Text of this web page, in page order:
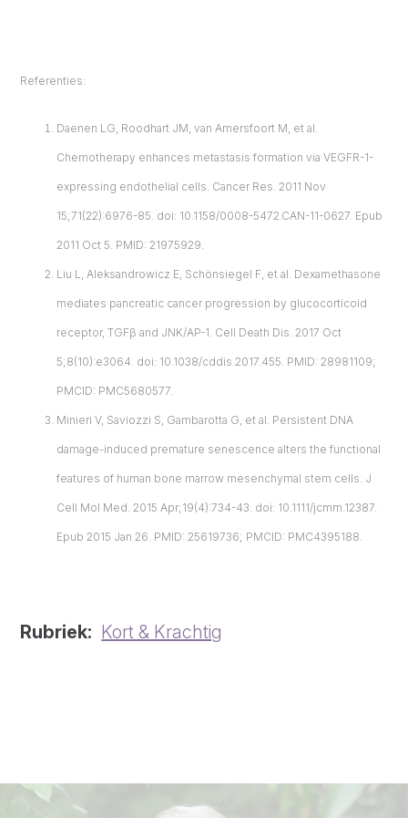
Referenties:
Daenen LG, Roodhart JM, van Amersfoort M, et al.
Chemotherapy enhances metastasis formation via VEGFR-1-
expressing endothelial cells. Cancer Res. 2011 Nov
15;71(22):6976-85. doi: 10.1158/0008-5472.CAN-11-0627. Epub
2011 Oct 5. PMID: 21975929.
Liu L, Aleksandrowicz E, Schönsiegel F, et al. Dexamethasone
mediates pancreatic cancer progression by glucocorticoid
receptor, TGFβ and JNK/AP-1. Cell Death Dis. 2017 Oct
5;8(10):e3064. doi: 10.1038/cddis.2017.455. PMID: 28981109;
PMCID: PMC5680577.
Minieri V, Saviozzi S, Gambarotta G, et al. Persistent DNA
damage-induced premature senescence alters the functional
features of human bone marrow mesenchymal stem cells. J
Cell Mol Med. 2015 Apr;19(4):734-43. doi: 10.1111/jcmm.12387.
Epub 2015 Jan 26. PMID: 25619736; PMCID: PMC4395188.
Rubriek Kort & Krachtig